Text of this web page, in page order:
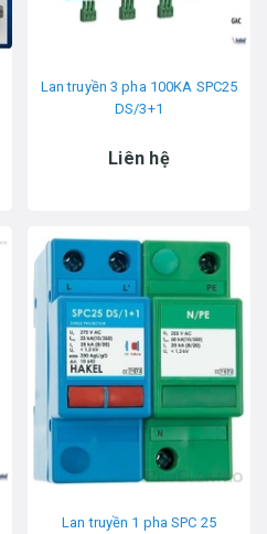
Lan truyền 3 pha 100KA SPC25
DS/3+1
Liên hệ
Lan truyền 1 pha SPC 25